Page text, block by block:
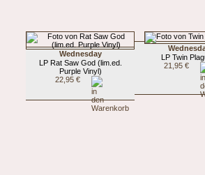
Wednesday
LP Rat Saw God (lim.ed.
Purple Vinyl)
22,95 €
LP Twin
21,95 €